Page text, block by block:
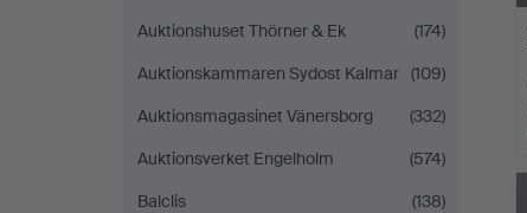
Auktionshuset Thörner & Ek
(174)
Auktionskammaren Sydost Kalmar (109)
Auktionsmagasinet Vänersborg
(332)
Auktionsverket Engelholm
(574)
Balclis
(138)